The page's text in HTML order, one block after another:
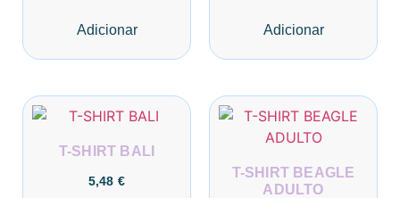
Adicionar Adicionar
T-SHIRT BALI
5,48 €
T-SHIRT BEAGLE
ADULTO